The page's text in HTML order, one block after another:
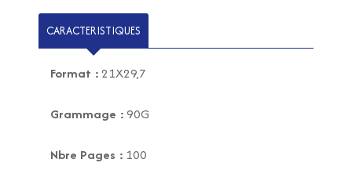
CARACTERISTIQUES
Format :21X29,7
Grammage :90G
Nbre Pages : 100